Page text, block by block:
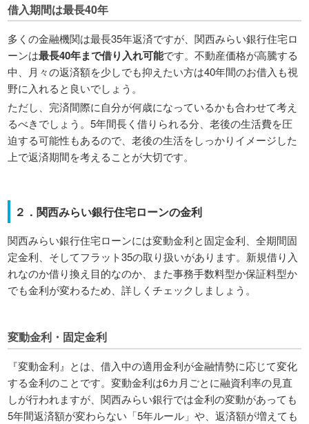
借入期間は最長40年
多くの金融機関は最長35年返済ですが、関西みらい銀行住宅ロ
ーンは最長40年まで借り入れ可能です。不動産価格が高騰する
中、月々の返済額を少しでも抑えたい方は40年間のお借入も視
野に入れると良いでしょう。
ただし、完済間際に自分が何歳になっているかも合わせて考え
るべきでしょう。5年間長く借りられる分、老後の生活費を圧
迫する可能性もあるので、老後の生活をしっかりイメージした
上で返済期間を考えることが大切です。
２．関西みらい銀行住宅ローンの金利
関西みらい銀行住宅ローンには変動金利と固定金利、全期間固
定金利、そしてフラット35の取り扱いがあります。新規借り入
れなのか借り換え目的なのか、また事務手数料型か保証料型か
でも金利が変わるため、詳しくチェックしましょう。
変動金利・固定金利
『変動金利』とは、借入中の適用金利が金融情勢に応じて変化
する金利のことです。変動金利は6カ月ごとに融資利率の見直
しが行われますが、関西みらい銀行では金利の変動があっても
5年間返済額が変わらない「5年ルール」や、返済額が増えても